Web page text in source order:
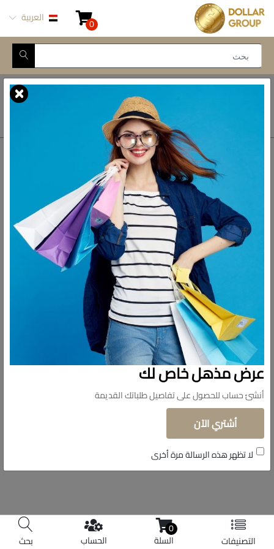
0 العربية
التصنيفات
0
السلة الحساب بحث
Closed for Maintenance
رواد الادوات المنزلية فى مصر
أتصل بنا
أحصل على الاتجاهات
ش المدينة المنورة -
محور طه حسين, 69 طه
حسين النزهة الجديدة -
القاهرة
البريد الالكتروني
info@dollar-group.com
تابعونا
© حقوق الملكية 2026 دولار للاستيراد.
تم التطوير بواسطة
عرض مذهل خاص لك
أنشئ حساب للحصول على تفاصيل طلباتك القديمة
أشتري الآن
لا تظهر هذه الرسالة مرة أخرى